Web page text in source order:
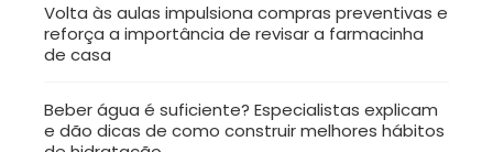
Volta às aulas impulsiona compras preventivas e
reforça a importância de revisar a farmacinha
de casa
Beber água é suficiente? Especialistas explicam
e dão dicas de como construir melhores hábitos